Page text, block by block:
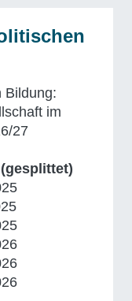
Bildung:
im
27